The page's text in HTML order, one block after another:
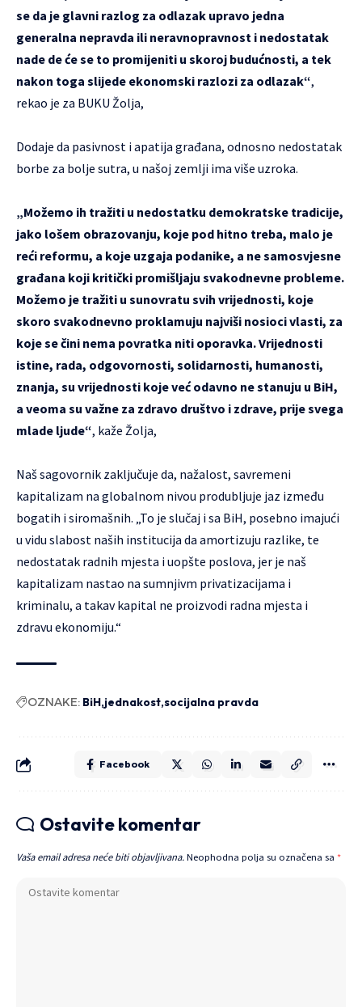
se da je glavni razlog za odlazak upravo jedna
generalna nepravda ili neravnopravnost i nedostatak
nade de će se to promijeniti u skoroj budućnosti, a tek
nakon toga slijede ekonomski razlozi za odlazak“,
rekao je za BUKU Žolja,
Dodaje da pasivnost i apatija građana, odnosno nedostatak
borbe za bolje sutra, u našoj zemlji ima više uzroka.
„Možemo ih tražiti u nedostatku demokratske tradicije,
jako lošem obrazovanju, koje pod hitno treba, malo je
reći reformu, a koje uzgaja podanike, a ne samosvjesne
građana koji kritički promišljaju svakodnevne probleme.
Možemo je tražiti u sunovratu svih vrijednosti, koje
skoro svakodnevno proklamuju najviši nosioci vlasti, za
koje se čini nema povratka niti oporavka. Vrijednosti
istine, rada, odgovornosti, solidarnosti, humanosti,
znanja, su vrijednosti koje već odavno ne stanuju u BiH,
a veoma su važne za zdravo društvo i zdrave, prije svega
mlade ljude“, kaže Žolja,
Naš sagovornik zaključuje da, nažalost, savremeni
kapitalizam na globalnom nivou produbljuje jaz između
bogatih i siromašnih. „To je slučaj i sa BiH, posebno imajući
u vidu slabost naših institucija da amortizuju razlike, te
nedostatak radnih mjesta i uopšte poslova, jer je naš
kapitalizam nastao na sumnjivm privatizacijama i
kriminalu, a takav kapital ne proizvodi radna mjesta i
zdravu ekonomiju.“
OZNAKE: BiH jednakost socijalna pravda
Facebook
Ostavite komentar
Vaša email adresa neće biti objavljivana. Neophodna polja su označena sa *